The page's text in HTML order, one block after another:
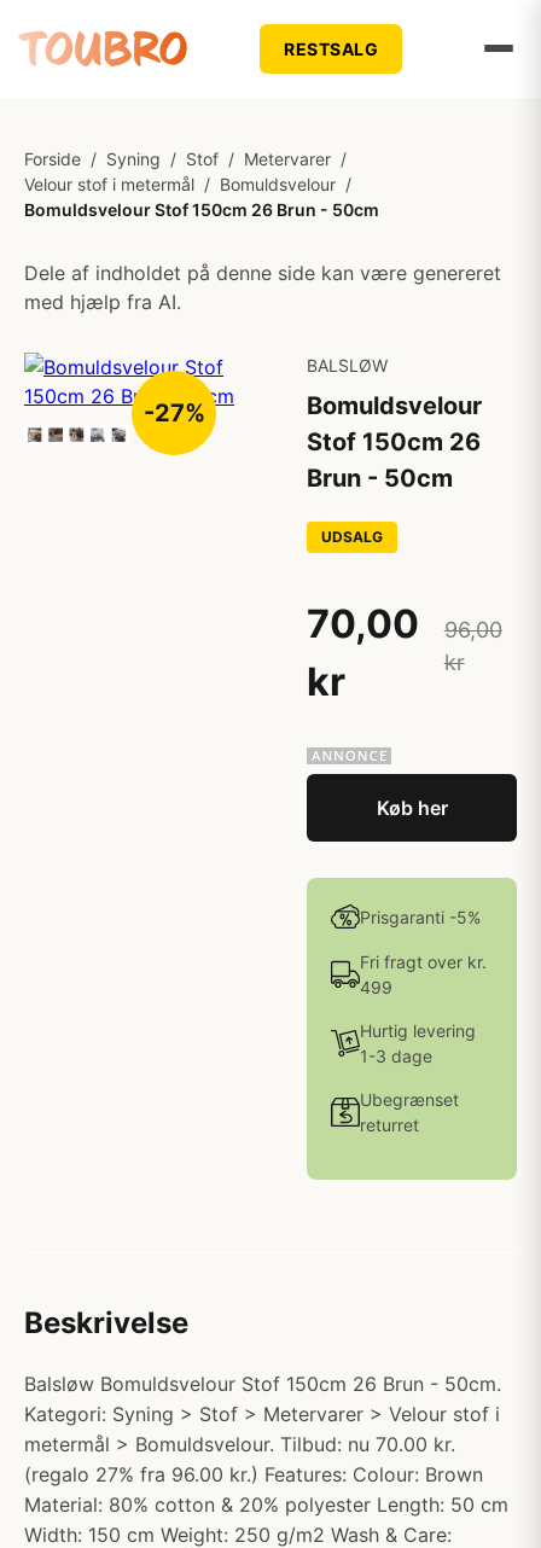
RESTSALG
Forside / Syning / Stof / Metervarer /
Velour stof i metermål / Bomuldsvelour /
Bomuldsvelour Stof 150cm 26 Brun - 50cm
Dele af indholdet på denne side kan være genereret
med hjælp fra AI.
-27%
BALSLØW
Bomuldsvelour
Stof 150cm 26
Brun - 50cm
UDSALG
70,00
kr
96,00
kr
Køb her
Prisgaranti -5%
Fri fragt over kr.
499
Hurtig levering
1-3 dage
Ubegrænset
returret
Beskrivelse
Balsløw Bomuldsvelour Stof 150cm 26 Brun - 50cm.
Kategori: Syning > Stof > Metervarer > Velour stof i
metermål > Bomuldsvelour. Tilbud: nu 70.00 kr.
(regalo 27% fra 96.00 kr.) Features: Colour: Brown
Material: 80% cotton & 20% polyester Length: 50 cm
Width: 150 cm Weight: 250 g/m2 Wash & Care: